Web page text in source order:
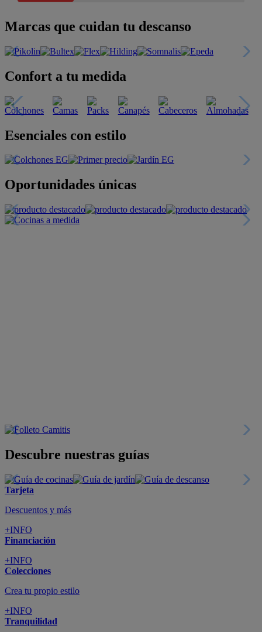
Marcas que cuidan tu descanso
Confort a tu medida
Esenciales con estilo
Oportunidades únicas
Descubre nuestras guías
Tarjeta
Descuentos y más
+INFO
Financiación
+INFO
Colecciones
Crea tu propio estilo
+INFO
Tranquilidad